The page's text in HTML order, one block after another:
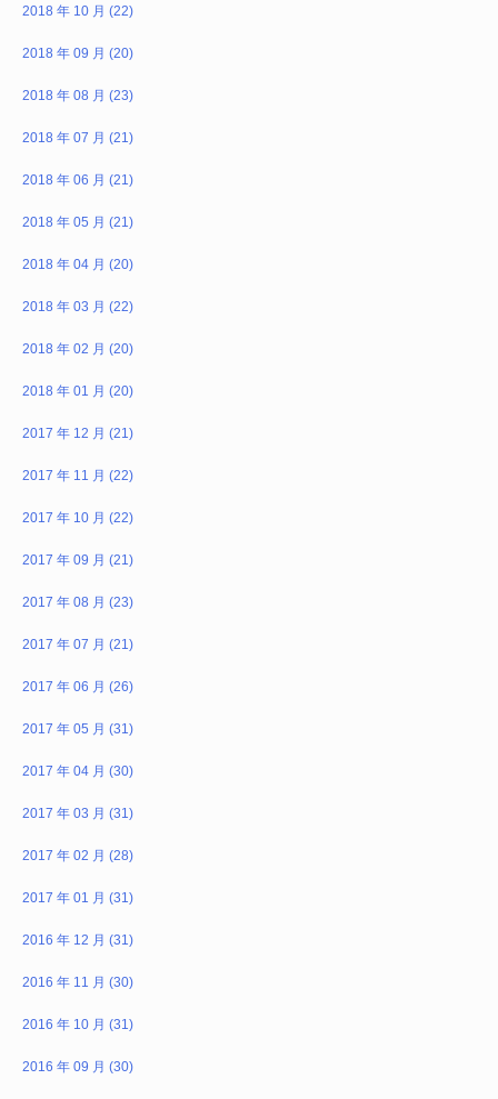
2018 年 10 月 (22)
2018 年 09 月 (20)
2018 年 08 月 (23)
2018 年 07 月 (21)
2018 年 06 月 (21)
2018 年 05 月 (21)
2018 年 04 月 (20)
2018 年 03 月 (22)
2018 年 02 月 (20)
2018 年 01 月 (20)
2017 年 12 月 (21)
2017 年 11 月 (22)
2017 年 10 月 (22)
2017 年 09 月 (21)
2017 年 08 月 (23)
2017 年 07 月 (21)
2017 年 06 月 (26)
2017 年 05 月 (31)
2017 年 04 月 (30)
2017 年 03 月 (31)
2017 年 02 月 (28)
2017 年 01 月 (31)
2016 年 12 月 (31)
2016 年 11 月 (30)
2016 年 10 月 (31)
2016 年 09 月 (30)